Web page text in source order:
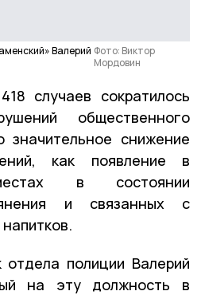
Валерий Фото: Виктор
Мордовин
случаев сократилось
общественного
значительное снижение
как появление в
в состоянии
и связанных с
полиции Валерий
на эту должность в